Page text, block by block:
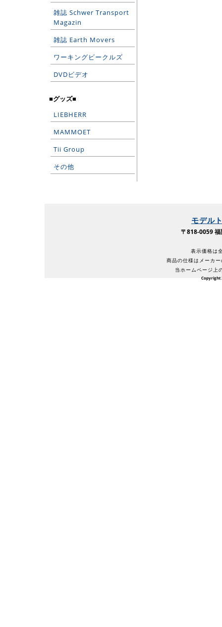
雑誌 Schwer Transport
Magazin
雑誌 Earth Movers
ワーキングビークルズ
DVDビデオ
■グッズ■
LIEBHERR
MAMMOET
Tii Group
その他
モデル
〒818-0059
表示価格は
商品の仕様はメーカ
当ホームページ上
Copyright